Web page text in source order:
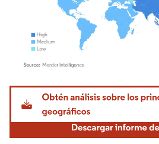
Imagen © Mordor Intelligence. El uso requiere